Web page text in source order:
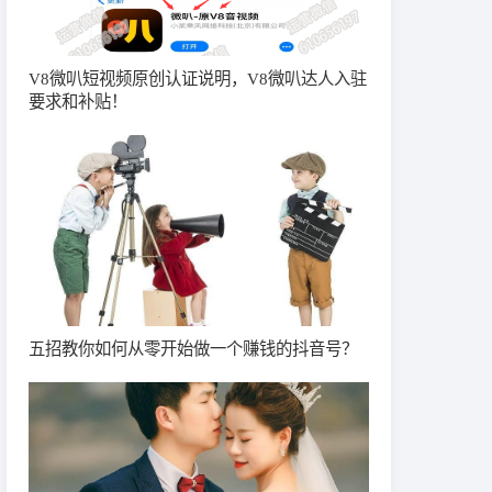
V8微叭短视频原创认证说明，V8微叭达人入驻
要求和补贴！
五招教你如何从零开始做一个赚钱的抖音号？